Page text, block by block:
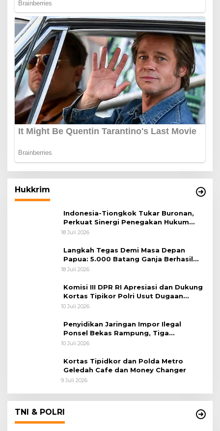
Hukkrim
Indonesia-Tiongkok Tukar Buronan,
Perkuat Sinergi Penegakan Hukum
Lintas Negara
18 Juli 2026
Langkah Tegas Demi Masa Depan
Papua: 5.000 Batang Ganja Berhasil
Diungkap Koops TNI Habema
18 Juli 2026
Komisi III DPR RI Apresiasi dan Dukung
Kortas Tipikor Polri Usut Dugaan
Korupsi Batu Bara
10 Juli 2026
Penyidikan Jaringan Impor Ilegal
Ponsel Bekas Rampung, Tiga
Tersangka Sudah P-21 dan Satu Buron
10 Juli 2026
Kortas Tipidkor dan Polda Metro
Geledah Cafe dan Money Changer
9 Juli 2026
TNI & POLRI